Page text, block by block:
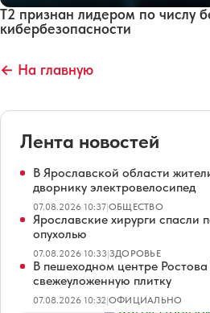
Т2 признан лидером по числу
кибербезопасности
← На главную
Лента новостей
В Ярославской области
дворнику электровелосипед
07.08.2026 10:37|ОБЩЕСТВО
Ярославские хирурги спасли
опухолью
07.08.2026 10:33|ЗДОРОВЬЕ
В пешеходном центре
свежеуложенную плитку
07.08.2026 10:32|ОФИЦИАЛЬНО